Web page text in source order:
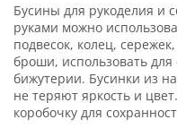
Бусины для рукоделия и
руками можно
подвесок, колец,
броши, использовать для
бижутерии. Бусинки из
не теряют яркость и
коробочку для